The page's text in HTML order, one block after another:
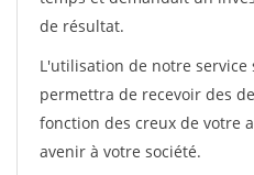
de résultat.
L'utilisation de notre service
permettra de recevoir des
fonction des creux de votre
avenir à votre société.